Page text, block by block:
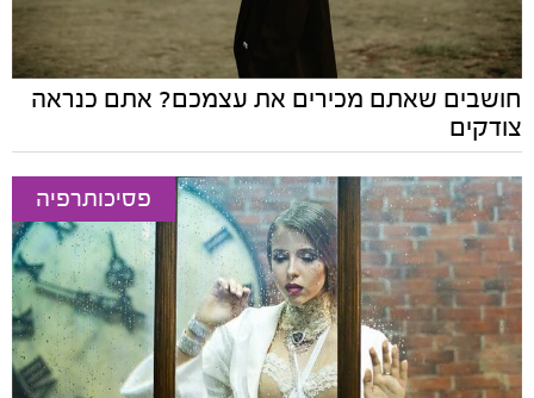
חושבים שאתם מכירים את עצמכם? אתם כנראה
צודקים
פסיכותרפיה